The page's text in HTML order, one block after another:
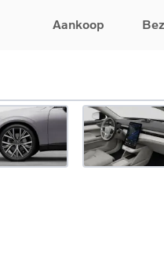
Aankoop
EX30
EX40
EC40
samen
aanbiedingen
Financieren